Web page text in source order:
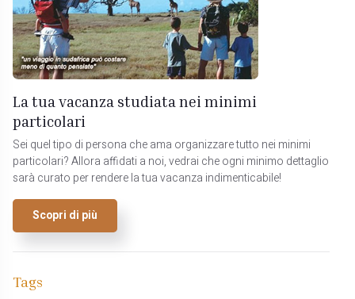
La tua vacanza studiata nei minimi
particolari
Sei quel tipo di persona che ama organizzare tutto nei minimi
particolari? Allora affidati a noi, vedrai che ogni minimo dettaglio
sarà curato per rendere la tua vacanza indimenticabile!
Scopri di più
Tags